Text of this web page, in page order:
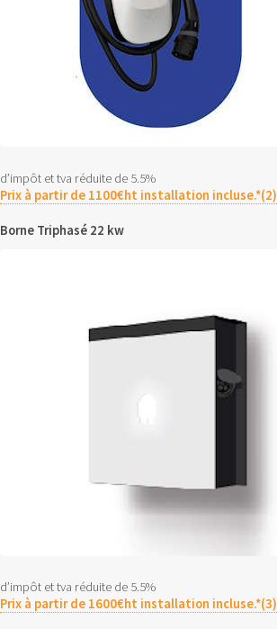
d’impôt et tva réduite de 5.5%
Prix à partir de 1100€ht installation incluse.*(2)
Borne Triphasé 22 kw
d’impôt et tva réduite de 5.5%
Prix à partir de 1600€ht installation incluse.*(3)